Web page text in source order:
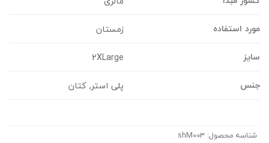
مورد استفاده
زمستان
سایز
2XLarge
جنس
پلی استر, کتان
شناسه محصول:shM003